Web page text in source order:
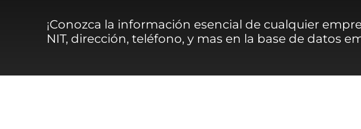
¡Conozca la información esencial de cualquier
NIT, dirección, teléfono, y mas en la base de datos